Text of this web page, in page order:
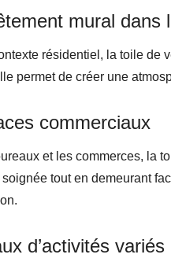
mural dans
résidentiel, la toile de
permet de créer une
commerciaux
et les commerces, la
tout en demeurant
d’activités variés